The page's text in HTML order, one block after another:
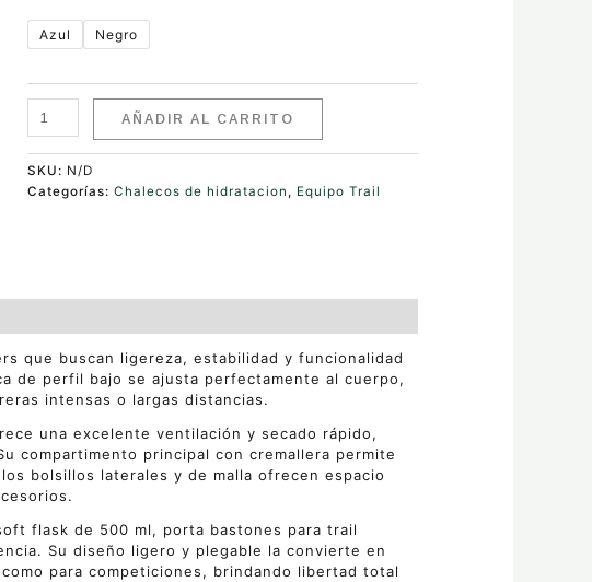
Azul Negro
AÑADIR AL CARRITO
SKU: N/D
Categorías:Chalecos de hidratacion , Equipo Trail
que buscan ligereza, estabilidad y funcionalidad
de perfil bajo se ajusta perfectamente al cuerpo,
intensas o largas distancias.
una excelente ventilación y secado rápido,
compartimento principal con cremallera permite
bolsillos laterales y de malla ofrecen espacio
flask de 500 ml, porta bastones para trail
Su diseño ligero y plegable la convierte en
para competiciones, brindando libertad total